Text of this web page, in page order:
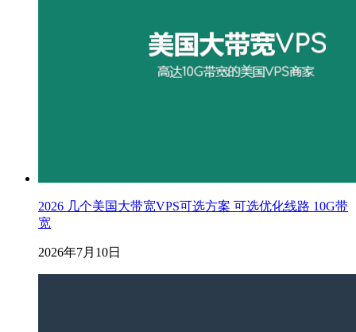
2026 几个美国大带宽VPS可选方案 可选优化线路 10G带
宽
2026年7月10日